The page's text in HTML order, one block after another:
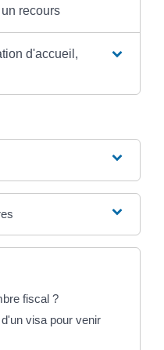
recours
d'accueil,
fiscal ?
visa pour venir